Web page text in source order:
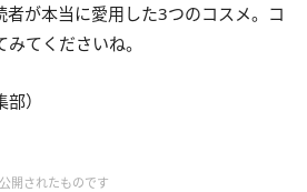
者が本当に愛用した3つのコスメ。コ
てくださいね。
）
開されたものです